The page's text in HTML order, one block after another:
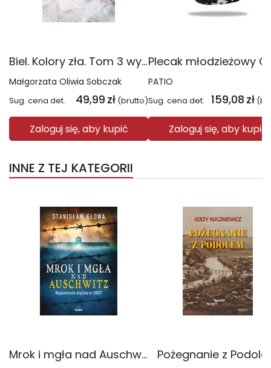
Biel. Kolory zła. Tom 3 wyd. 2025
Małgorzata Oliwia Sobczak
Sug. cena det. 49,99 zł (brutto)
Zaloguj się, aby kupić
PATIO
Sug. cena det. 159,08 zł
Zaloguj się, aby kupić
INNE Z TEJ KATEGORII
Mrok i mgła nad Auschwitz. Wspomnienia więźnia nr 20017 wyd. 3 Pożegnanie z